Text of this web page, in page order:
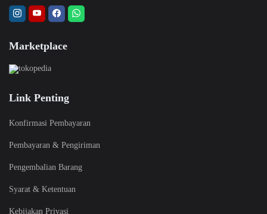
Marketplace
Link Penting
Konfirmasi Pembayaran
Pembayaran & Pengiriman
Pengembalian Barang
Syarat & Ketentuan
Kebijakan Privasi